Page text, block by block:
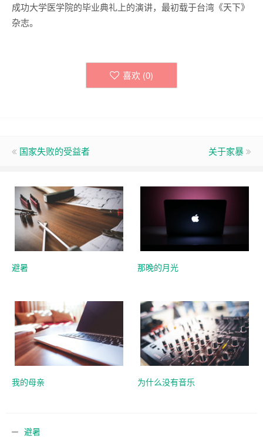
成功大学医学院的毕业典礼上的演讲，最初载于台湾《天下》
杂志。
喜欢 (0)
国家失败的受益者 关于家暴
避暑 那晚的月光
我的母亲 为什么没有音乐
避暑